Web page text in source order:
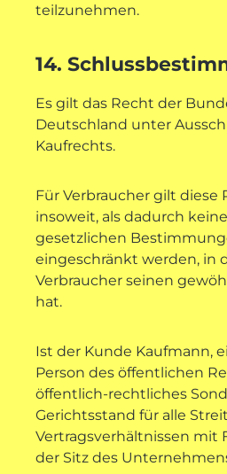
teilzunehmen.
14.
Es gilt das Recht der
Deutschland unter
Kaufrechts.
Für Verbraucher gilt diese
insoweit, als dadurch
gesetzlichen
eingeschränkt werden, in
Verbraucher seinen
hat.
Ist der Kunde Kaufmann,
Person des öffentlichen
öffentlich-rechtliches
Gerichtsstand für alle
Vertragsverhältnissen mit
der Sitz des